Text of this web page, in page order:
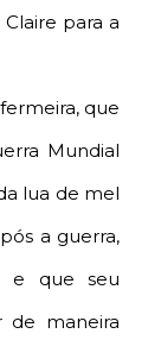
para a
que
Mundial
lua de mel
a guerra,
e que seu
de maneira